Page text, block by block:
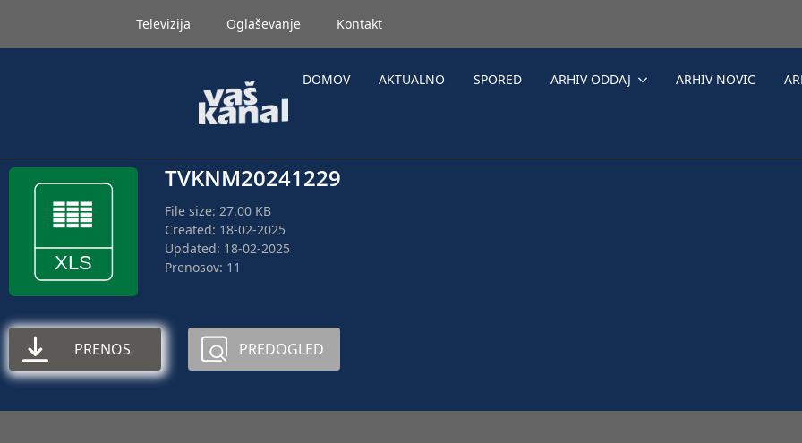
Televizija Oglaševanje Kontakt
DOMOV AKTUALNO SPORED ARHIV ODDAJ ARHIV NOVIC
TVKNM20241229
File size: 27.00 KB
Created: 18-02-2025
Updated: 18-02-2025
Prenosov: 11
PRENOS PREDOGLED